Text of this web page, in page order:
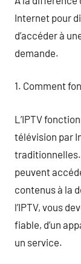
Internet pour
d’accéder à
demande.
1. Comment
L’IPTV
télévision par
peuvent
contenus à la
l’IPTV, vous
fiable, d’un
un service.